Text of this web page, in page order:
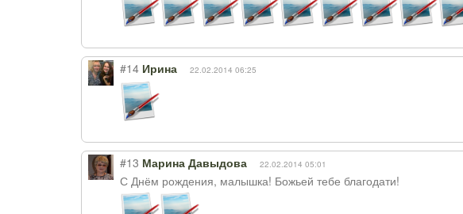
#14 Ирина 22.02.2014 06:25
#13 Марина Давыдова 22.02.2014 05:01
С Днём рождения, малышка! Божьей тебе благодати!